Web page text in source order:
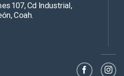
107, Cd Industrial,
Coah.